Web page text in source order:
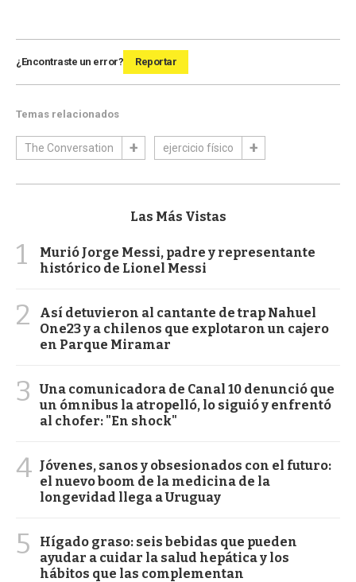
¿Encontraste un error? Reportar
Temas relacionados
The Conversation ejercicio físico
Las Más Vistas
1
Murió Jorge Messi, padre y representante
histórico de Lionel Messi
2
Así detuvieron al cantante de trap Nahuel
One23 y a chilenos que explotaron un cajero
en Parque Miramar
3
Una comunicadora de Canal 10 denunció que
un ómnibus la atropelló, lo siguió y enfrentó
al chofer: "En shock"
4 Jóvenes, sanos y obsesionados con el futuro:
el nuevo boom de la medicina de la
longevidad llega a Uruguay
5
Hígado graso: seis bebidas que pueden
ayudar a cuidar la salud hepática y los
hábitos que las complementan